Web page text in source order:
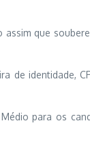
que
de identidade,
para os